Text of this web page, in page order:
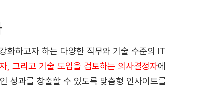
화하고자 하는 다양한 직무와 기술 수준의 IT
, 그리고 기술 도입을 검토하는 의사결정자에
성과를 창출할 수 있도록 맞춤형 인사이트를